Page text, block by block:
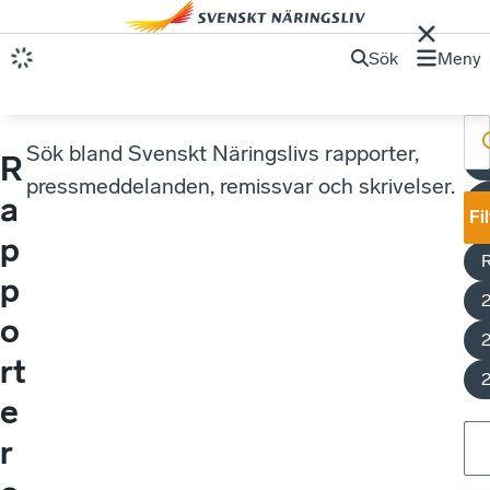
Sök Meny
R
a
p
p
o
rt
e
r
Sök bland Svenskt Näringslivs rapporter,
pressmeddelanden, remissvar och skrivelser.